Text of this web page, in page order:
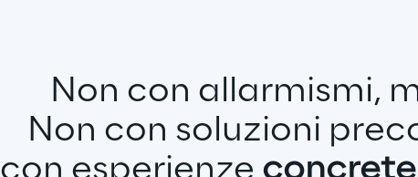
Non con allarmismi,
Non con soluzioni